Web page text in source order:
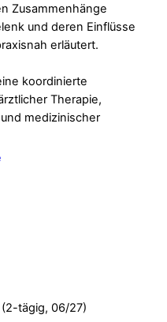
Zusammenhänge
und deren Einflüsse
erläutert.
koordinierte
Therapie,
medizinischer
(2-tägig, 06/27)